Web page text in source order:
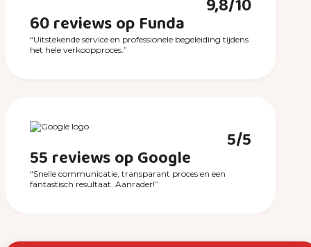
9,8/10
60 reviews op Funda
“Uitstekende service en professionele begeleiding tijdens
het hele verkoopproces.”
5/5
55 reviews op Google
“Snelle communicatie, transparant proces en een
fantastisch resultaat. Aanrader!”